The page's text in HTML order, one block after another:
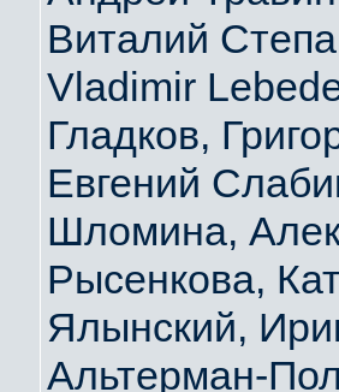
Виталий
Vladimir
Гладков,
Евгений
Шломина,
Рысенкова,
Ялынский,
Альтерман-